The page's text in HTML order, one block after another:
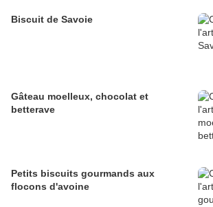
Biscuit de Savoie
Gâteau moelleux, chocolat et
betterave
Petits biscuits gourmands aux
flocons d'avoine